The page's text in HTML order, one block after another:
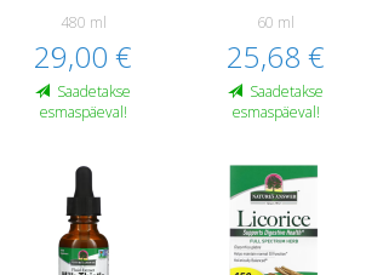
480 ml
29,00 €
Saadetakse
esmaspäeval!
60 ml
25,68 €
Saadetakse
esmaspäeval!